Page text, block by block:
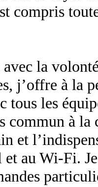
compris
avec la
j’offre à la
tous les
commun à
et
et au Wi-Fi.